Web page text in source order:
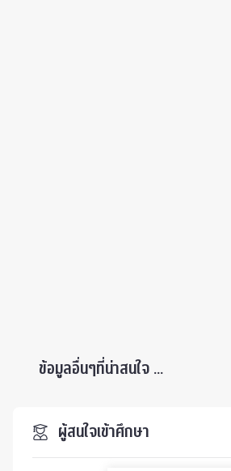
ข้อมูลอื่นๆที่น่าสนใจ ...
ผู้สนใจเข้าศึกษา